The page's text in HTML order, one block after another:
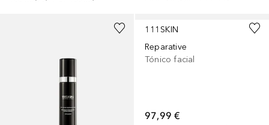
111SKIN
Reparative
Tónico facial
97,99 €